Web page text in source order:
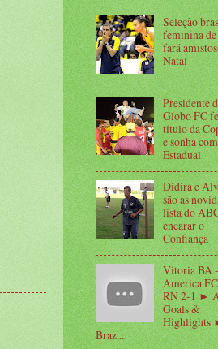
Seleção
feminina
fará
Natal
Presidente
Globo FC
título da
e sonha
Estadual
Didira e
são as
lista do
encarar o
Confiança
Vitoria BA -
America
RN 2-1 ►
Goals &
Highlights
Braz...